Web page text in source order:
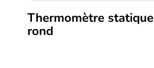
Thermomètre statique
rond